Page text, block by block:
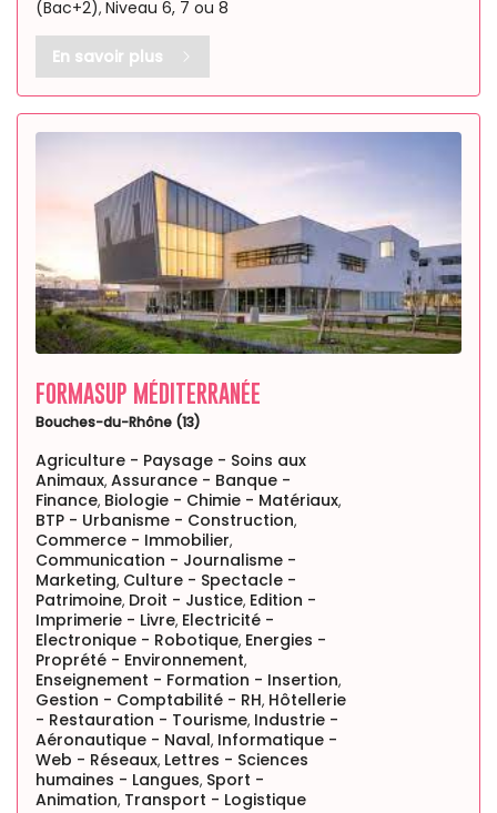
(Bac+2), Niveau 6, 7 ou 8
En savoir plus
FORMASUP MÉDITERRANÉE
Bouches-du-Rhône (13)
Agriculture - Paysage - Soins aux
Animaux, Assurance - Banque -
Finance, Biologie - Chimie - Matériaux,
BTP - Urbanisme - Construction,
Commerce - Immobilier,
Communication - Journalisme -
Marketing, Culture - Spectacle -
Patrimoine, Droit - Justice, Edition -
Imprimerie - Livre, Electricité -
Electronique - Robotique, Energies -
Proprété - Environnement,
Enseignement - Formation - Insertion,
Gestion - Comptabilité - RH, Hôtellerie
- Restauration - Tourisme, Industrie -
Aéronautique - Naval, Informatique -
Web - Réseaux, Lettres - Sciences
humaines - Langues, Sport -
Animation, Transport - Logistique